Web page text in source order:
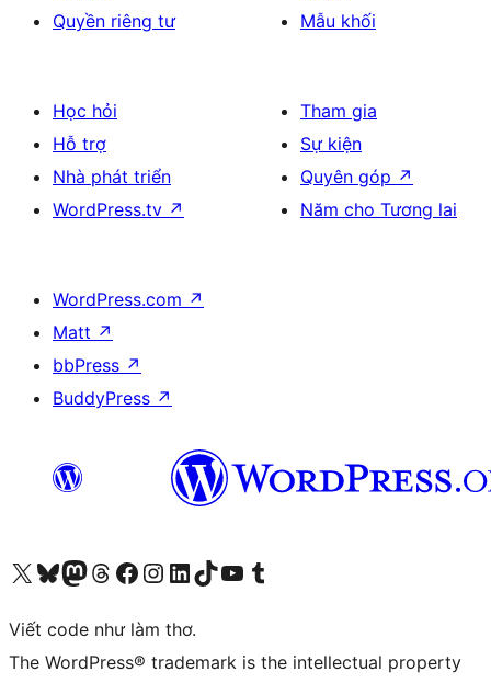
Quyền riêng tư
Mẫu khối
Học hỏi
Hỗ trợ
Nhà phát triển
WordPress.tv ↗
Tham gia
Sự kiện
Quyên góp ↗
Năm cho Tương lai
WordPress.com ↗
Matt ↗
bbPress ↗
BuddyPress ↗
Truy cập tài khoản X (trước đây là Twitter) của chúng tôiVisit our Bluesky account
Visit our Mastodon account
Visit our Threads account
Xem trang Facebook của chúng tôiTruy cập tài khoản Instagram của chúng tôiTruy cập tài khoản LinkedIn của chúng tôiVisit our TikTok account
Truy cập kênh YouTube của chúng tôi Visit our Tumblr account
Viết code như làm thơ.
The WordPress® trademark is the intellectual property